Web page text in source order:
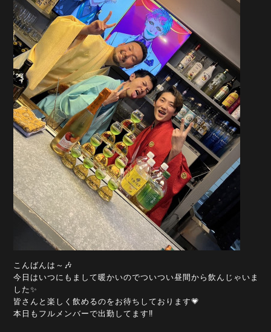
こんばんは～🎶
今日はいつにもまして暖かいのでついつい昼間から飲んじゃいま
した✨
皆さんと楽しく飲めるのをお待ちしております💗
本日もフルメンバーで出勤してます‼️